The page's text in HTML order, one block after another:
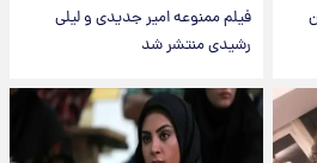
فیلم ممنوعه امیر جدیدی و لیلی
رشیدی منتشر شد